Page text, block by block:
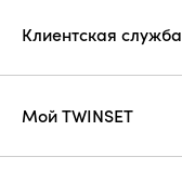
Клиентская служба
Мой TWINSET